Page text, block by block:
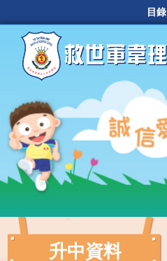
目錄
升中資料